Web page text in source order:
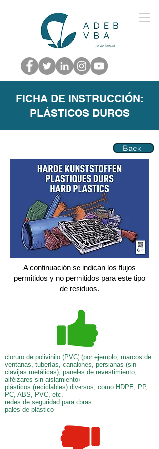
FICHA DE INSTRUCCIÓN:
PLÁSTICOS DUROS
Back
A continuación se indican los flujos
permitidos y no permitidos para este tipo
de residuos.
cloruro de polivinilo (PVC) (por ejemplo, marcos de
ventanas, tuberías, canalones, persianas (sin
clavijas metálicas), paneles de revestimiento,
alféizares sin aislamiento)
plásticos (reciclables) diversos, como HDPE, PP,
PC, ABS, PVC, etc.
redes de seguridad para obras
palés de plástico